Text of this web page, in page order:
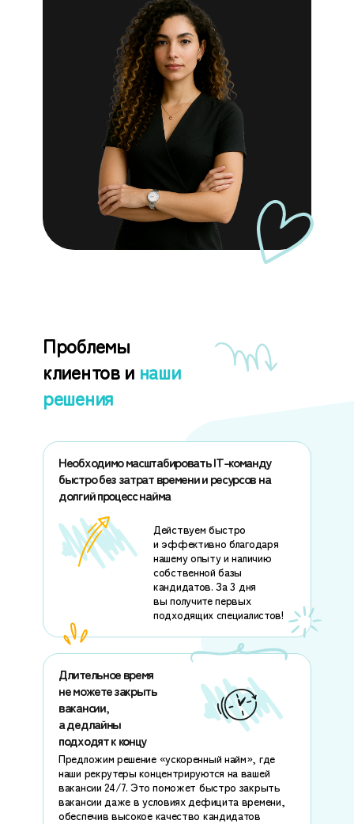
Необходимо масштабировать IT-команду
быстро без затрат времени и ресурсов на
долгий процесс найма
Действуем быстро
и эффективно благодаря
нашему опыту и наличию
собственной базы
кандидатов. За 3 дня
вы получите первых
подходящих специалистов!
Длительное время
не можете закрыть
вакансии,
а дедлайны
подходят к концу
Предложим решение «ускоренный найм», где
наши рекрутеры концентрируются на вашей
вакансии 24/7. Это поможет быстро закрыть
вакансии даже в условиях дефицита времени,
обеспечив высокое качество кандидатов
Проблемы
клиентов и наши
решения